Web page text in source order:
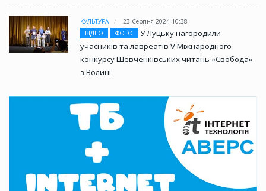
КУЛЬТУРА
23 Серпня 2024 10:38
ВІДЕО
ФОТО
У Луцьку нагородили
учасників та лавреатів V Міжнародного
конкурсу Шевченківських читань «Свобода»
з Волині